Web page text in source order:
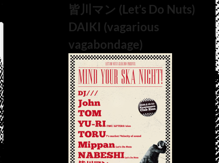
皆川マン (Let’s Do Nuts)
DAIKI (vagarious
vagabondage)